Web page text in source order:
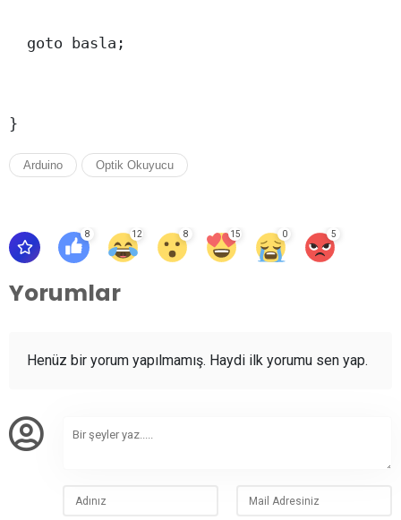
  goto basla;
Arduino Optik Okuyucu
8 12 8 15 0 5
Yorumlar
Henüz bir yorum yapılmamış. Haydi ilk yorumu sen yap.